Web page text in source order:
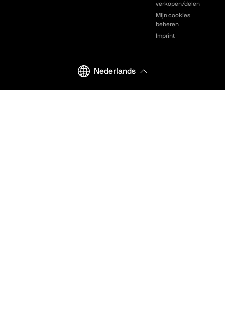
verkopen/delen
Mijn cookies
beheren
Imprint
Nederlands